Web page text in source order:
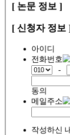
[ 논문 정보 ]
[ 신청자 정보
아이디
전화번호
-
동의
메일주소
작성하신